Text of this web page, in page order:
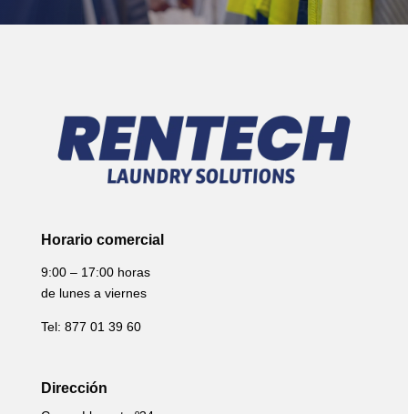
Horario comercial
9:00 – 17:00 horas
de lunes a viernes
Tel: 877 01 39 60
Dirección